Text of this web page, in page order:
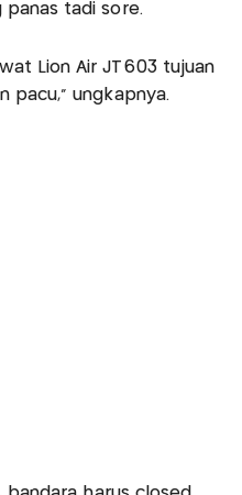
panas tadi sore.
Lion Air JT603 tujuan
pacu," ungkapnya.